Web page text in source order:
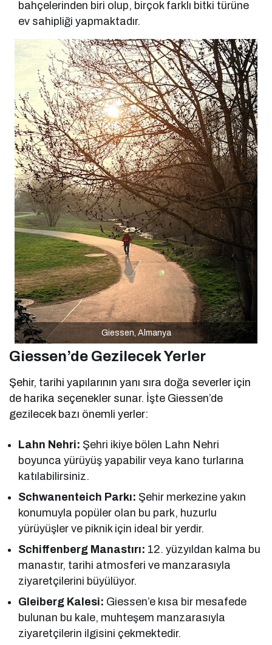
bahçelerinden biri olup, birçok farklı bitki türüne
ev sahipliği yapmaktadır.
Giessen, Almanya
Giessen’de Gezilecek Yerler
Şehir, tarihi yapılarının yanı sıra doğa severler için
de harika seçenekler sunar. İşte Giessen’de
gezilecek bazı önemli yerler:
Lahn Nehri: Şehri ikiye bölen Lahn Nehri
boyunca yürüyüş yapabilir veya kano turlarına
katılabilirsiniz.
Schwanenteich Parkı: Şehir merkezine yakın
konumuyla popüler olan bu park, huzurlu
yürüyüşler ve piknik için ideal bir yerdir.
Schiffenberg Manastırı: 12. yüzyıldan kalma bu
manastır, tarihi atmosferi ve manzarasıyla
ziyaretçilerini büyülüyor.
Gleiberg Kalesi: Giessen’e kısa bir mesafede
bulunan bu kale, muhteşem manzarasıyla
ziyaretçilerin ilgisini çekmektedir.